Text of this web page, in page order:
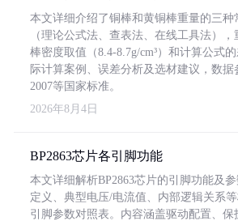
本文详细介绍了铜棒和黄铜棒重量的三种
（理论公式法、查表法、在线工具法）
棒密度取值（8.4-8.7g/cm³）和计算公式
际计算案例、误差分析及选材建议，数据
2007等国家标准。
2026年8月4日
BP2863芯片各引脚功能
本文详细解析BP2863芯片的引脚功能及
定义、典型电压/电流值、内部逻辑关系
引脚参数对照表。内容涵盖驱动配置、保